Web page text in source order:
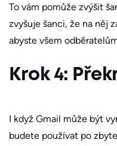
To vám pomůže zvýšit
zvyšuje šanci, že na něj
abyste všem
Krok 4:
I když Gmail může být
budete používat po